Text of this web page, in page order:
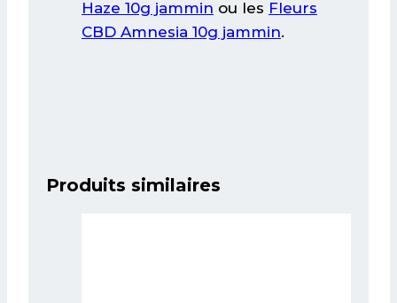
Haze 10g jammin ou les Fleurs
CBD Amnesia 10g jammin.
Produits similaires